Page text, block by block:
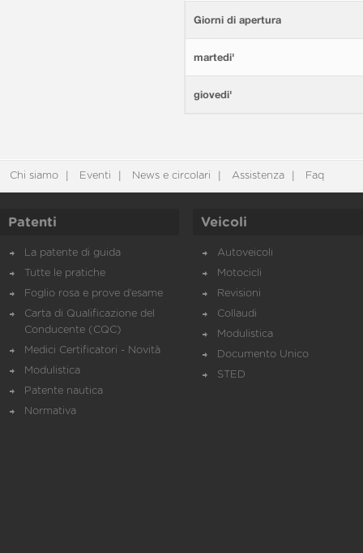
Giorni di apertura
martedi'
giovedi'
Chi siamo Eventi News e circolari Assistenza Faq
Patenti
La patente di guida
Tutte le pratiche
Foglio rosa e prove d’esame
Carta di Qualificazione del
Conducente (CQC)
Medici Certificatori - Novità
Modulistica
Patente nautica
Normativa
Veicoli
Autoveicoli
Motocicli
Revisioni
Collaudi
Modulistica
Documento Unico
STED